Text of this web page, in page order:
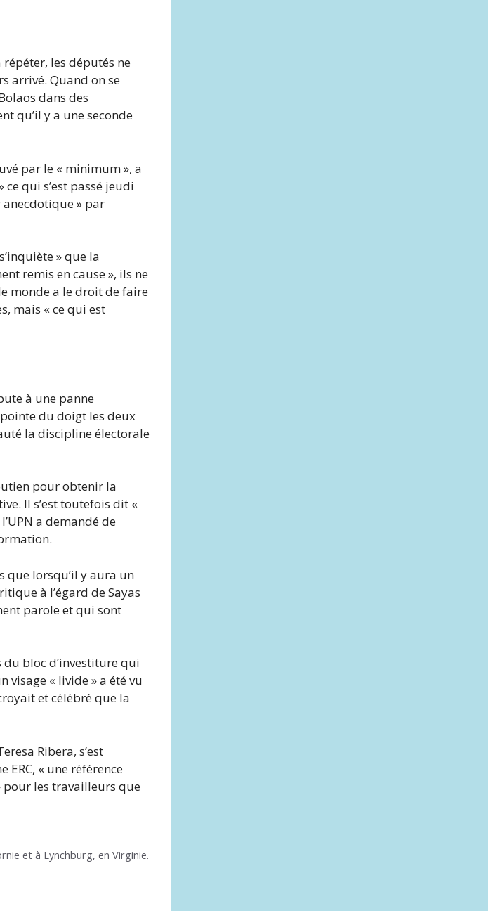
les députés ne
arrivé. Quand on se
dans des
qu’il y a une seconde
par le « minimum », a
qui s’est passé jeudi
anecdotique » par
» que la
remis en cause », ils ne
monde a le droit de faire
mais « ce qui est
à une panne
du doigt les deux
la discipline électorale
pour obtenir la
Il s’est toutefois dit «
a demandé de
que lorsqu’il y aura un
à l’égard de Sayas
parole et qui sont
du bloc d’investiture qui
visage « livide » a été vu
et célébré que la
Ribera, s’est
« une référence
pour les travailleurs que
et à Lynchburg, en Virginie.